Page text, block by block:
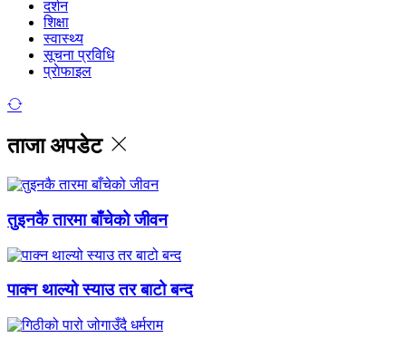
दर्शन
शिक्षा
स्वास्थ्य
सूचना प्रविधि
प्राेफाइल
ताजा अपडेट
तुइनकै तारमा बाँचेको जीवन
पाक्न थाल्यो स्याउ तर बाटो बन्द